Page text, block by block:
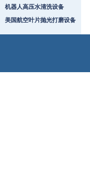
机器人高压水清洗设备
美国航空叶片抛光打磨设备